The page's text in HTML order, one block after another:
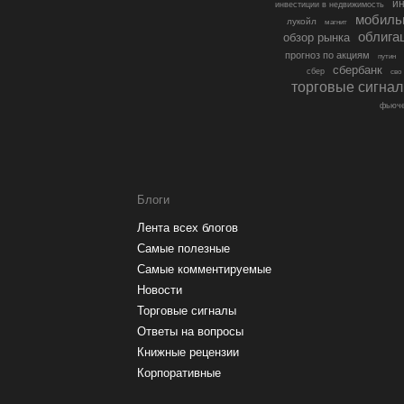
инвестиции в недвижимость
лукойл магнит
обзор рынка
прогноз по акциям
путин
сбер сбербанк сво
торговые
Блоги
Лента всех блогов
Самые полезные
Самые комментируемые
Новости
Торговые сигналы
Ответы на вопросы
Книжные рецензии
Корпоративные